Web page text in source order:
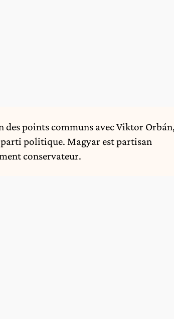
des points communs avec Viktor
politique. Magyar estpartisan
conservateur.